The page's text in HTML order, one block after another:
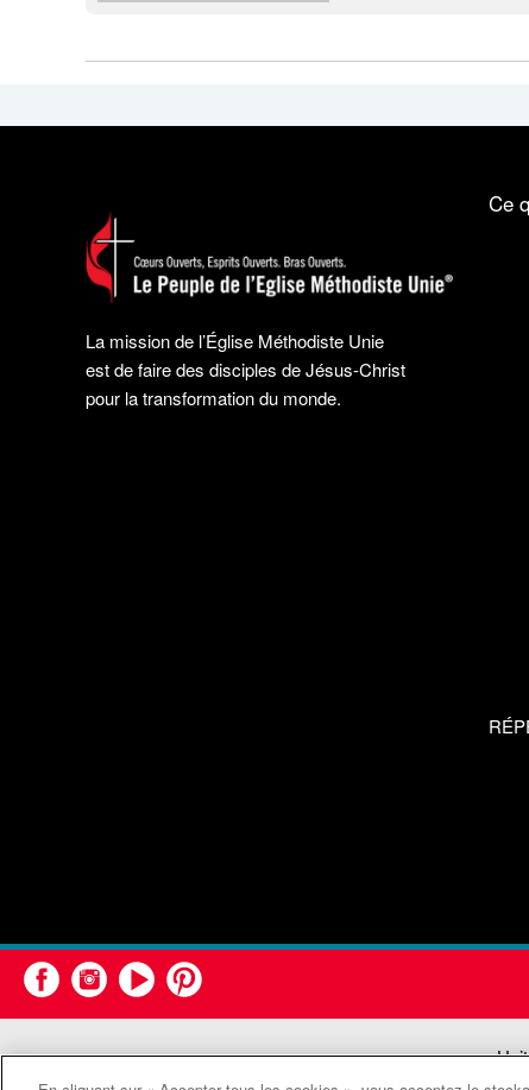
La mission de l’Église Méthodiste Unie
est de faire des disciples de Jésus-Christ
pour la transformation du monde.
Ce